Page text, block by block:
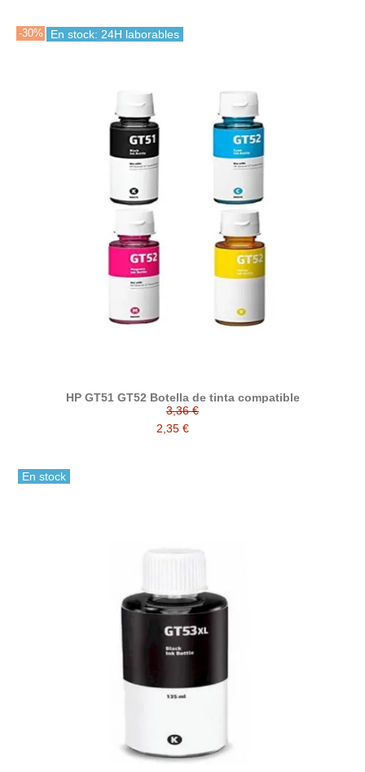
-30% En stock: 24H laborables
HP GT51 GT52 Botella de tinta compatible
3,36 €
2,35 €
En stock